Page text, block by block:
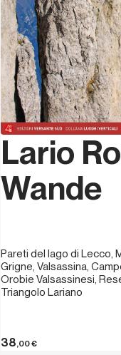
Lario
Wande
Pareti del lago di Lecco,
Grigne, Valsassina,
Orobie Valsassinesi,
Triangolo Lariano
38,00€